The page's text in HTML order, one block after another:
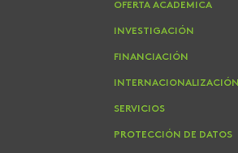
OFERTA ACADEMICA
INVESTIGACIÓN
FINANCIACIÓN
INTERNACIONALIZACIÓN
SERVICIOS
PROTECCIÓN DE DATOS